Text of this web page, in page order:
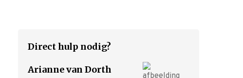
Direct hulp nodig?
Arianne van Dorth